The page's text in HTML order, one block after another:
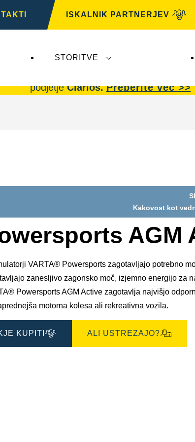
ISKALNIK PARTNERJEV
STORITVE
podjetjeClarios.Preberite več >>
Odprite
dialogno
slikami
Kakovost kot
AGM
VARTA® Powersports zagotavljajo potrebno
zanesljivo zagonsko moč, izjemno energijo za
Powersports AGM Active zagotavlja najvišjo
motorna kolesa ali rekreativna vozila.
KUPITI ALI USTREZAJO?